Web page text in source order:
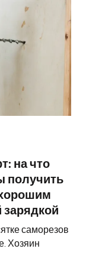
на что
получить
зарядкой
саморезов
Хозяин